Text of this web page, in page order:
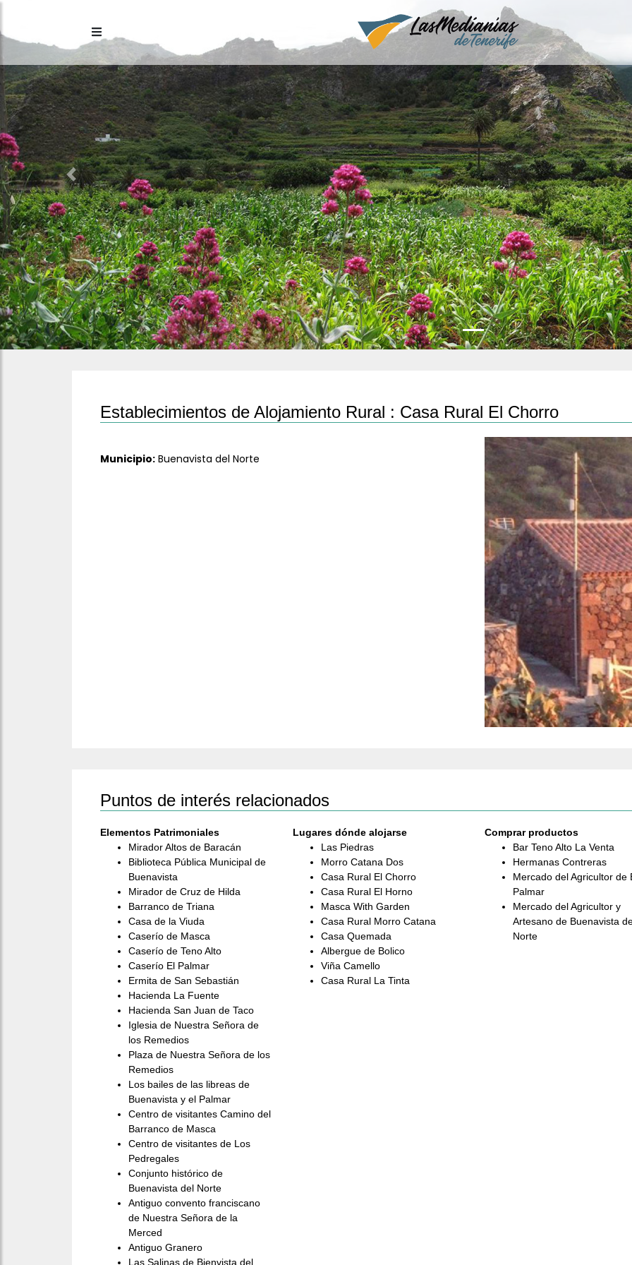
Previous
Establecimientos de Alojamiento Rural : Casa Rural El Chorro
Municipio: Buenavista del Norte
Puntos de interés relacionados
Elementos Patrimoniales
Mirador Altos de Baracán
Biblioteca Pública Municipal de
Buenavista
Mirador de Cruz de Hilda
Barranco de Triana
Casa de la Viuda
Caserío de Masca
Caserío de Teno Alto
Caserío El Palmar
Ermita de San Sebastián
Hacienda La Fuente
Hacienda San Juan de Taco
Iglesia de Nuestra Señora de
los Remedios
Plaza de Nuestra Señora de los
Remedios
Los bailes de las libreas de
Buenavista y el Palmar
Centro de visitantes Camino del
Barranco de Masca
Centro de visitantes de Los
Pedregales
Conjunto histórico de
Buenavista del Norte
Antiguo convento franciscano
de Nuestra Señora de la
Merced
Antiguo Granero
Las Salinas de Bienvista del
Lugares dónde alojarse
Las Piedras
Morro Catana Dos
Casa Rural El Chorro
Casa Rural El Horno
Masca With Garden
Casa Rural Morro Catana
Casa Quemada
Albergue de Bolico
Viña Camello
Casa Rural La Tinta
Comprar productos
Bar Teno Alto La Venta
Hermanas Contreras
Mercado del Agricultor de
Palmar
Mercado del Agricultor y
Artesano de Buenavista
Norte